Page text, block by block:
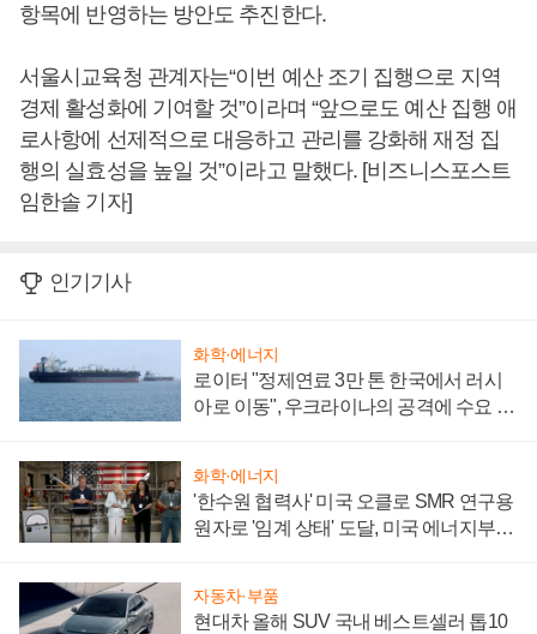
항목에 반영하는 방안도 추진한다.
서울시교육청 관계자는“이번 예산 조기 집행으로 지역
경제 활성화에 기여할 것”이라며 “앞으로도 예산 집행 애
로사항에 선제적으로 대응하고 관리를 강화해 재정 집
행의 실효성을 높일 것”이라고 말했다. [비즈니스포스트
임한솔 기자]
인기기사
화학·에너지
로이터 "정제연료 3만 톤 한국에서 러시
아로 이동", 우크라이나의 공격에 수요 늘
화학·에너지
'한수원 협력사' 미국 오클로 SMR 연구용
원자로 '임계 상태' 도달, 미국 에너지부
자동차·부품
현대차 올해 SUV 국내 베스트셀러 톱10